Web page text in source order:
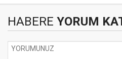
HABERE YORUM